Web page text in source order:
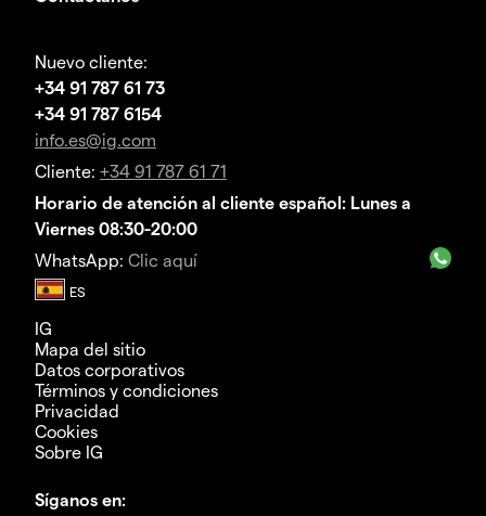
Nuevo cliente:
+34 91 787 61 73
+34 91 787 6154
info.es@ig.com
Cliente: +34 91 787 61 71
Horario de atención al cliente español: Lunes a
Viernes 08:30-20:00
WhatsApp: Clic aquí
IG
Mapa del sitio
Datos corporativos
Términos y condiciones
Privacidad
Cookies
Sobre IG
Síganos en: